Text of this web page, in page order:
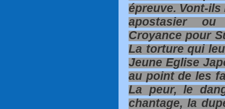
épreuve. Vont-
apostasier
Croyance pour
La torture qui
Jeune Eglise
au point de les
La peur, le
chantage, la